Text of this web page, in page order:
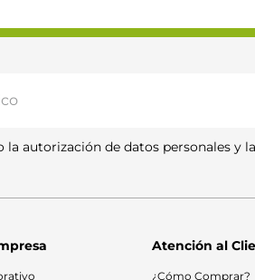
la autorización de datos personales y
Atención al
¿Cómo Comprar?